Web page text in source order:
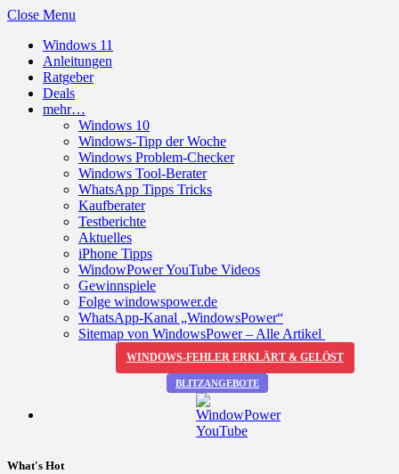
Close Menu
Windows 11
Anleitungen
Ratgeber
Deals
mehr…
Windows 10
Windows-Tipp der Woche
Windows Problem-Checker
Windows Tool-Berater
WhatsApp Tipps Tricks
Kaufberater
Testberichte
Aktuelles
iPhone Tipps
WindowPower YouTube Videos
Gewinnspiele
Folge windowspower.de
WhatsApp-Kanal „WindowsPower“
Sitemap von WindowsPower – Alle Artikel
WINDOWS-FEHLER ERKLÄRT & GELÖST
BLITZANGEBOTE
What's Hot